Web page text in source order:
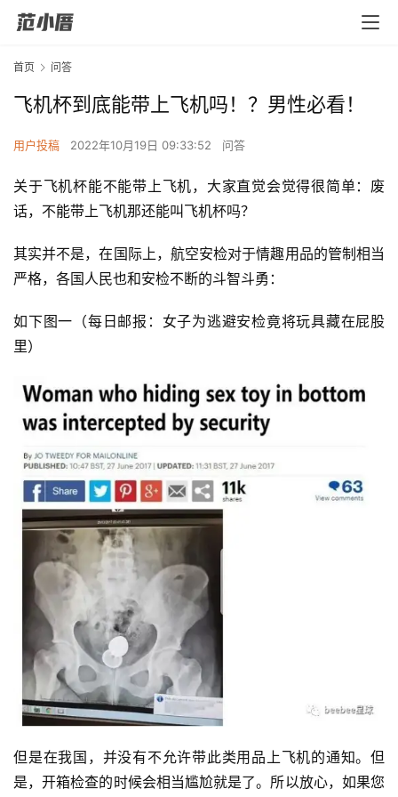
页
科
普
讯
首页 问答
飞机杯到底能带上飞机吗！？男性必看！
用户投稿 2022年10月19日 09:33:52 问答
关于飞机杯能不能带上飞机，大家直觉会觉得很简单：废
话，不能带上飞机那还能叫飞机杯吗？
其实并不是，在国际上，航空安检对于情趣用品的管制相当
严格，各国人民也和安检不断的斗智斗勇：
如下图一（每日邮报：女子为逃避安检竟将玩具藏在屁股
里）
但是在我国，并没有不允许带此类用品上飞机的通知。但
是，开箱检查的时候会相当尴尬就是了。所以放心，如果您